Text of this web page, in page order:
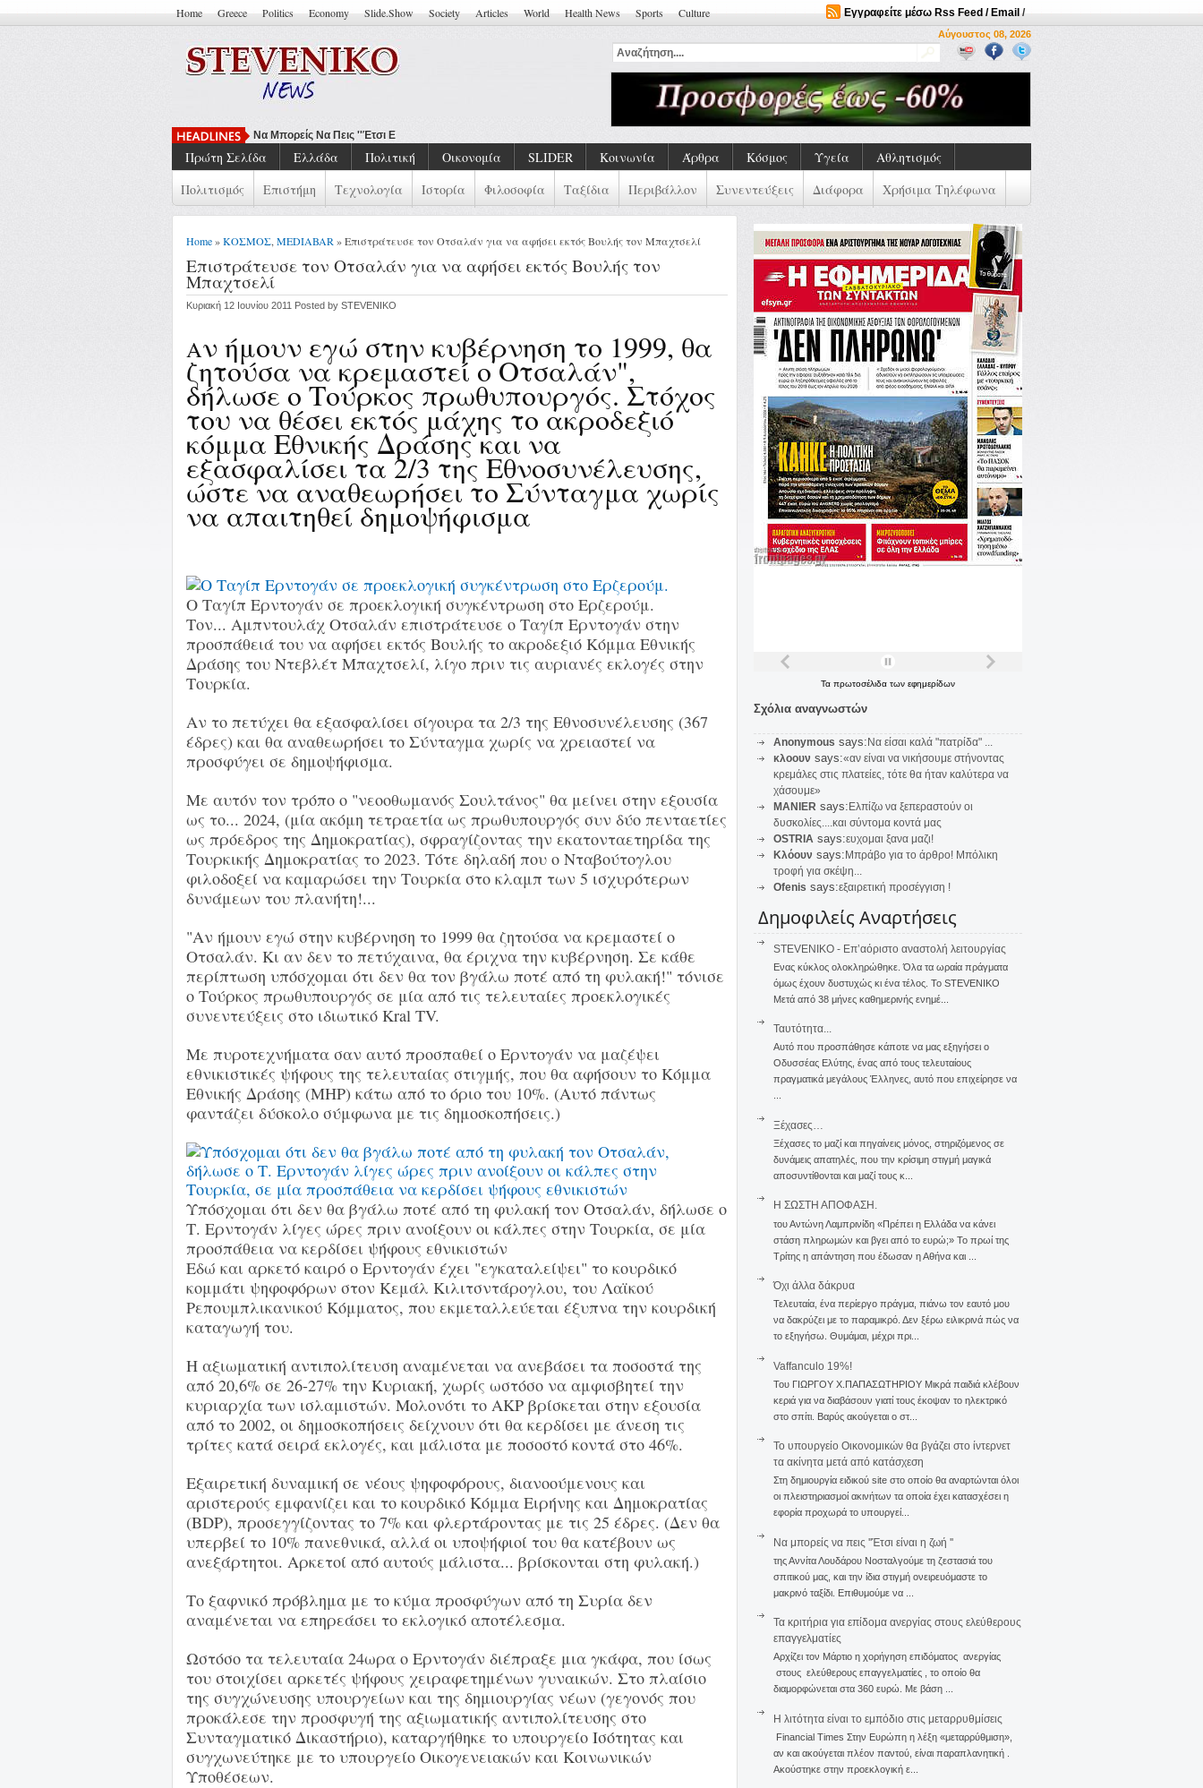
Home Greece Politics Economy Slide.Show Society Articles World Health News Sports Culture Εγγραφείτε μέσω Rss Feed / Email /
Αύγουστος 08, 2026
Να Μπορείς Να Πεις ''Έτσι Είναι Η Ζωή ''
Πρώτη Σελίδα Ελλάδα Πολιτική Οικονομία SLIDER Κοινωνία Άρθρα Κόσμος Υγεία
Αθλητισμός
Πολιτισμός
Επιστήμη Τεχνολογία Ιστορία Φιλοσοφία Ταξίδια Περιβάλλον Συνεντεύξεις Διάφορα Χρήσιμα Τηλέφωνα
Home»ΚΟΣΜΟΣ MEDIABAR » Επιστράτευσε τον Οτσαλάν για να αφήσει εκτός Βουλής τον Μπαχτσελί
Επιστράτευσε τον Οτσαλάν για να αφήσει εκτός Βουλής τον
Μπαχτσελί
Κυριακή 12 Ιουνίου 2011 Posted by STEVENIKO
Αν ήμουν εγώ στην κυβέρνηση το 1999, θα
ζητούσα να κρεμαστεί ο Οτσαλάν",
δήλωσε ο Τούρκος πρωθυπουργός. Στόχος
του να θέσει εκτός μάχης το ακροδεξιό
κόμμα Εθνικής Δράσης και να
εξασφαλίσει τα 2/3 της Εθνοσυνέλευσης,
ώστε να αναθεωρήσει το Σύνταγμα χωρίς
να απαιτηθεί δημοψήφισμα
Ο Ταγίπ Ερντογάν σε προεκλογική συγκέντρωση στο Ερζερούμ.
Τον... Αμπντουλάχ Οτσαλάν επιστράτευσε ο Ταγίπ Ερντογάν στην
προσπάθειά του να αφήσει εκτός Βουλής το ακροδεξιό Κόμμα Εθνικής
Δράσης του Ντεβλέτ Μπαχτσελί, λίγο πριν τις αυριανές εκλογές στην
Τουρκία.
Αν το πετύχει θα εξασφαλίσει σίγουρα τα 2/3 της Εθνοσυνέλευσης (367
έδρες) και θα αναθεωρήσει το Σύνταγμα χωρίς να χρειαστεί να
προσφύγει σε δημοψήφισμα.
Με αυτόν τον τρόπο ο "νεοοθωμανός Σουλτάνος" θα μείνει στην εξουσία
ως το... 2024, (μία ακόμη τετραετία ως πρωθυπουργός συν δύο πενταετίες
ως πρόεδρος της Δημοκρατίας), σφραγίζοντας την εκατονταετηρίδα της
Τουρκικής Δημοκρατίας το 2023. Τότε δηλαδή που ο Νταβούτογλου
φιλοδοξεί να καμαρώσει την Τουρκία στο κλαμπ των 5 ισχυρότερων
δυνάμεων του πλανήτη!...
"Αν ήμουν εγώ στην κυβέρνηση το 1999 θα ζητούσα να κρεμαστεί ο
Οτσαλάν. Κι αν δεν το πετύχαινα, θα έριχνα την κυβέρνηση. Σε κάθε
περίπτωση υπόσχομαι ότι δεν θα τον βγάλω ποτέ από τη φυλακή!" τόνισε
ο Τούρκος πρωθυπουργός σε μία από τις τελευταίες προεκλογικές
συνεντεύξεις στο ιδιωτικό Kral ΤV.
Με πυροτεχνήματα σαν αυτό προσπαθεί ο Ερντογάν να μαζέψει
εθνικιστικές ψήφους της τελευταίας στιγμής, που θα αφήσουν το Κόμμα
Εθνικής Δράσης (ΜΗΡ) κάτω από το όριο του 10%. (Αυτό πάντως
φαντάζει δύσκολο σύμφωνα με τις δημοσκοπήσεις.)
Υπόσχομαι ότι δεν θα βγάλω ποτέ από τη φυλακή τον Οτσαλάν, δήλωσε ο
Τ. Ερντογάν λίγες ώρες πριν ανοίξουν οι κάλπες στην Τουρκία, σε μία
προσπάθεια να κερδίσει ψήφους εθνικιστών
Εδώ και αρκετό καιρό ο Ερντογάν έχει "εγκαταλείψει" το κουρδικό
κομμάτι ψηφοφόρων στον Κεμάλ Κιλιτσντάρογλου, του Λαϊκού
Ρεπουμπλικανικού Κόμματος, που εκμεταλλεύεται έξυπνα την κουρδική
καταγωγή του.
Η αξιωματική αντιπολίτευση αναμένεται να ανεβάσει τα ποσοστά της
από 20,6% σε 26-27% την Κυριακή, χωρίς ωστόσο να αμφισβητεί την
κυριαρχία των ισλαμιστών. Μολονότι το ΑΚΡ βρίσκεται στην εξουσία
από το 2002, οι δημοσκοπήσεις δείχνουν ότι θα κερδίσει με άνεση τις
τρίτες κατά σειρά εκλογές, και μάλιστα με ποσοστό κοντά στο 46%.
Εξαιρετική δυναμική σε νέους ψηφοφόρους, διανοούμενους και
αριστερούς εμφανίζει και το κουρδικό Κόμμα Ειρήνης και Δημοκρατίας
(BDP), προσεγγίζοντας το 7% και φλερτάροντας με τις 25 έδρες. (Δεν θα
υπερβεί το 10% πανεθνικά, αλλά οι υποψήφιοί του θα κατέβουν ως
ανεξάρτητοι. Αρκετοί από αυτούς μάλιστα... βρίσκονται στη φυλακή.)
Το ξαφνικό πρόβλημα με το κύμα προσφύγων από τη Συρία δεν
αναμένεται να επηρεάσει το εκλογικό αποτέλεσμα.
Ωστόσο τα τελευταία 24ωρα ο Ερντογάν διέπραξε μια γκάφα, που ίσως
του στοιχίσει αρκετές ψήφους χειραφετημένων γυναικών. Στο πλαίσιο
της συγχώνευσης υπουργείων και της δημιουργίας νέων (γεγονός που
προκάλεσε την προσφυγή της αξιωματικής αντιπολίτευσης στο
Συνταγματικό Δικαστήριο), καταργήθηκε το υπουργείο Ισότητας και
συγχωνεύτηκε με το υπουργείο Οικογενειακών και Κοινωνικών
Υποθέσεων.
Τα πρωτοσέλιδα των εφημερίδων
Σχόλια αναγνωστών
Anonymous says: Να είσαι καλά "πατρίδα" ...
κλοουν says:«αν είναι να νικήσουμε στήνοντας
κρεμάλες στις πλατείες, τότε θα ήταν καλύτερα να
χάσουμε»
MANIER says: Ελπίζω να ξεπεραστούν οι
δυσκολίες....και σύντομα κοντά μας
OSTRIA says:ευχομαι ξανα μαζι!
Κλόουν says: Μπράβο για το άρθρο! Μπόλικη
τροφή για σκέψη...
Ofenis says:εξαιρετική προσέγγιση !
Δημοφιλείς Αναρτήσεις
STEVENIKO - Επ’αόριστο αναστολή λειτουργίας
Ενας κύκλος ολοκληρώθηκε. Όλα τα ωραία πράγματα
όμως έχουν δυστυχώς κι ένα τέλος. Το STEVENIKO
Μετά από 38 μήνες καθημερινής ενημέ...
Ταυτότητα...
Αυτό που προσπάθησε κάποτε να μας εξηγήσει ο
Οδυσσέας Ελύτης, ένας από τους τελευταίους
πραγματικά μεγάλους Έλληνες, αυτό που επιχείρησε να
...
Ξέχασες…
Ξέχασες το μαζί και πηγαίνεις μόνος, στηριζόμενος σε
δυνάμεις απατηλές, που την κρίσιμη στιγμή μαγικά
αποσυντίθονται και μαζί τους κ...
Η ΣΩΣΤΗ ΑΠΟΦΑΣΗ.
του Αντώνη Λαμπρινίδη «Πρέπει η Ελλάδα να κάνει
στάση πληρωμών και βγει από το ευρώ;» Το πρωί της
Τρίτης η απάντηση που έδωσαν η Αθήνα και ...
Όχι άλλα δάκρυα
Τελευταία, ένα περίεργο πράγμα, πιάνω τον εαυτό μου
να δακρύζει με το παραμικρό. Δεν ξέρω ειλικρινά πώς να
το εξηγήσω. Θυμάμαι, μέχρι πρι...
Vaffanculo 19%!
Του ΓΙΩΡΓΟΥ Χ.ΠΑΠΑΣΩΤΗΡΙΟΥ Μικρά παιδιά κλέβουν
κεριά για να διαβάσουν γιατί τους έκοψαν το ηλεκτρικό
στο σπίτι. Βαρύς ακούγεται ο στ...
To υπουργείο Οικονομικών θα βγάζει στο ίντερνετ
τα ακίνητα μετά από κατάσχεση
Στη δημιουργία ειδικού site στο οποίο θα αναρτώνται όλοι
οι πλειστηριασμοί ακινήτων τα οποία έχει κατασχέσει η
εφορία προχωρά το υπουργεί...
Να μπορείς να πεις ''Έτσι είναι η ζωή ''
της Αννίτα Λουδάρου Νοσταλγούμε τη ζεστασιά του
σπιτικού μας, και την ίδια στιγμή ονειρευόμαστε το
μακρινό ταξίδι. Επιθυμούμε να ...
Τα κριτήρια για επίδομα ανεργίας στους ελεύθερους
επαγγελματίες
Αρχίζει τον Μάρτιο η χορήγηση επιδόματος ανεργίας
στους ελεύθερους επαγγελματίες , το οποίο θα
διαμορφώνεται στα 360 ευρώ. Με βάση ...
Η λιτότητα είναι το εμπόδιο στις μεταρρυθμίσεις
Financial Times Στην Ευρώπη η λέξη «μεταρρύθμιση»,
αν και ακούγεται πλέον παντού, είναι παραπλανητική .
Ακούστηκε στην προεκλογική ε...